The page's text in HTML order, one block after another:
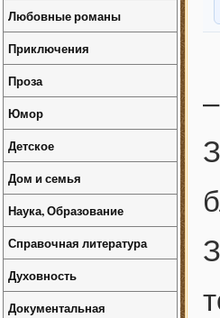
Любовные романы
Приключения
Проза
Юмор
Детское
Дом и семья
Наука, Образование
Справочная литература
Духовность
Документальная